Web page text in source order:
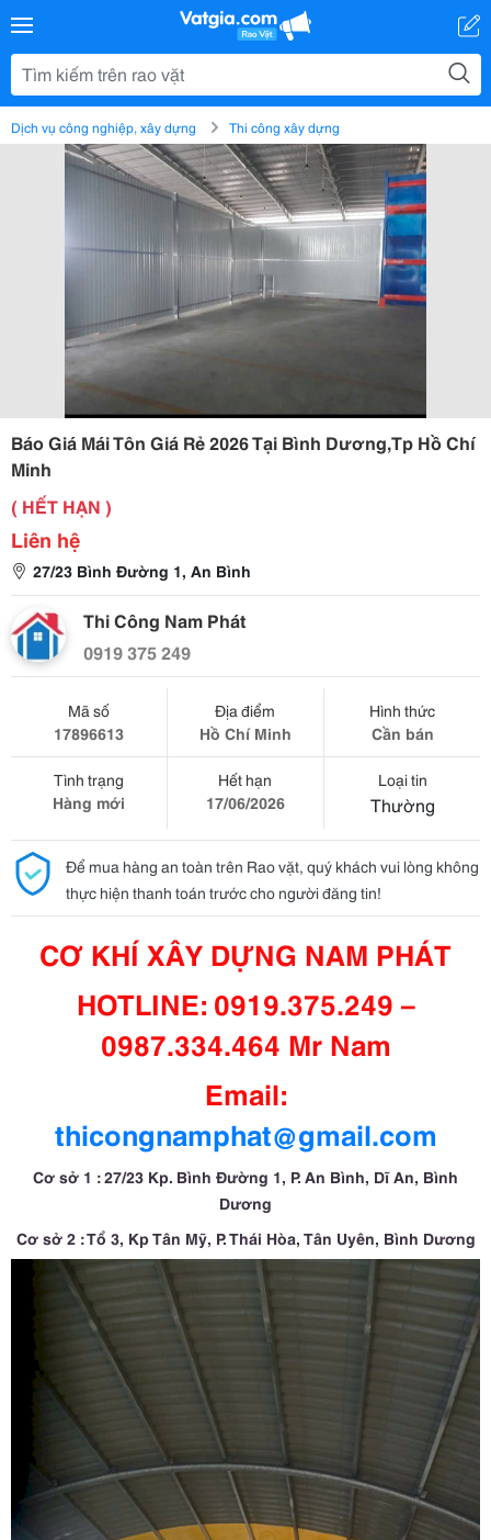
Dịch vụ công nghiệp, xây dựng Thi công xây dựng
Báo Giá Mái Tôn Giá Rẻ 2026 Tại Bình Dương,Tp Hồ Chí
Minh
( HẾT HẠN )
Liên hệ
27/23 Bình Đường 1, An Bình
Thi Công Nam Phát
0919 375 249
Mã số
17896613
Địa điểm
Hồ Chí Minh
Hình thức
Cần bán
Tình trạng
Hàng mới
Hết hạn
17/06/2026
Loại tin
Thường
Để mua hàng an toàn trên Rao vặt, quý khách vui lòng không
thực hiện thanh toán trước cho người đăng tin!
CƠ KHÍ XÂY DỰNG NAM PHÁT
HOTLINE: 0919.375.249 –
0987.334.464 Mr Nam
Email:
thicongnamphat@gmail.com
Cơ sở 1 : 27/23 Kp. Bình Đường 1, P. An Bình, Dĩ An, Bình
Dương
Cơ sở 2 : Tổ 3, Kp Tân Mỹ, P. Thái Hòa, Tân Uyên, Bình Dương